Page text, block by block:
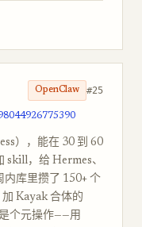
OpenClaw #25
），能在 30 到 60
skill，给 Hermes、
内库里攒了 150+ 个
Kayak 合体的
个元操作——用